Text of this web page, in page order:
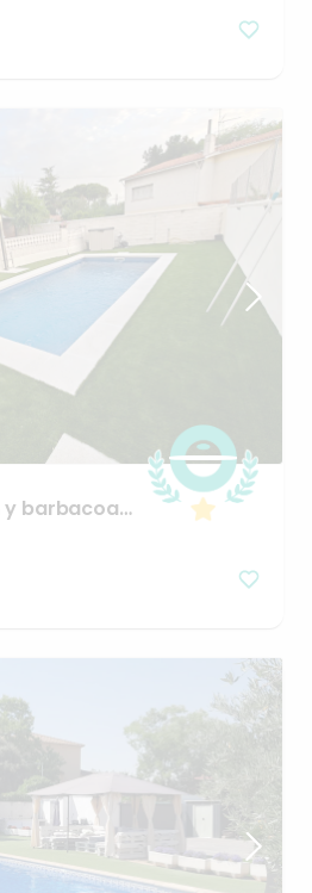
y barbacoa